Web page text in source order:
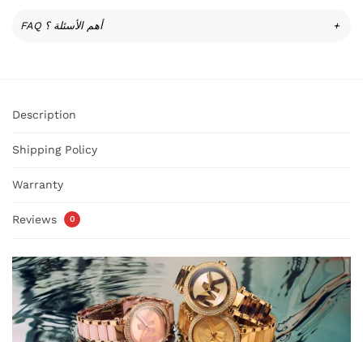
FAQ أهم الأسئلة ؟ +
Description
Shipping Policy
Warranty
Reviews 0